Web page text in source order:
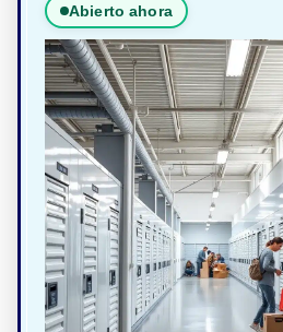
Abierto ahora